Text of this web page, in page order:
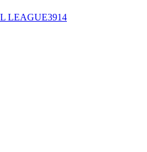
LEAGUE3914